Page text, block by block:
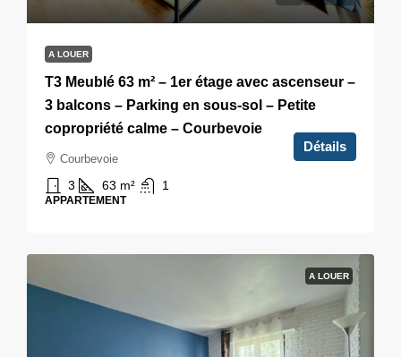
A LOUER
T3 Meublé 63 m² – 1er étage avec ascenseur –
3 balcons – Parking en sous-sol – Petite
copropriété calme – Courbevoie
Courbevoie
3 63 m² 1
APPARTEMENT
Détails
A LOUER